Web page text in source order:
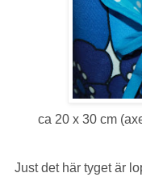
ca 20 x 30 cm
Just det här tyget är